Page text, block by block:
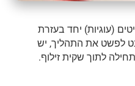
(עוגיות) יחד בעזרת
לפשט את התהליך, יש
לתוך שקית זילוף.